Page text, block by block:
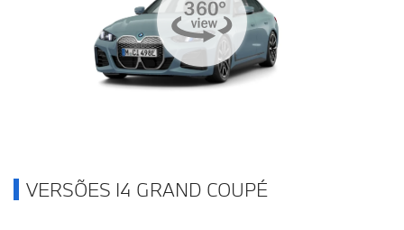
VERSÕES I4 GRAND COUPÉ